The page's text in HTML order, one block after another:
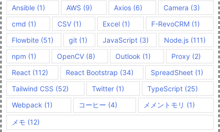
Ansible (1) AWS (9) Axios(6) Camera (3)
cmd (1) CSV (1) Excel (1) F-RevoCRM (1)
Flowbite (51) git (1) JavaScript (3) Node.js (111)
npm (1) OpenCV(8) Outlook (1) Proxy (2)
React (112) React Bootstrap (34) SpreadSheet (1)
Tailwind CSS (52) Twitter (1) TypeScript (25)
Webpack (1) コーヒー (4) メメントモリ (1)
メモ (12)